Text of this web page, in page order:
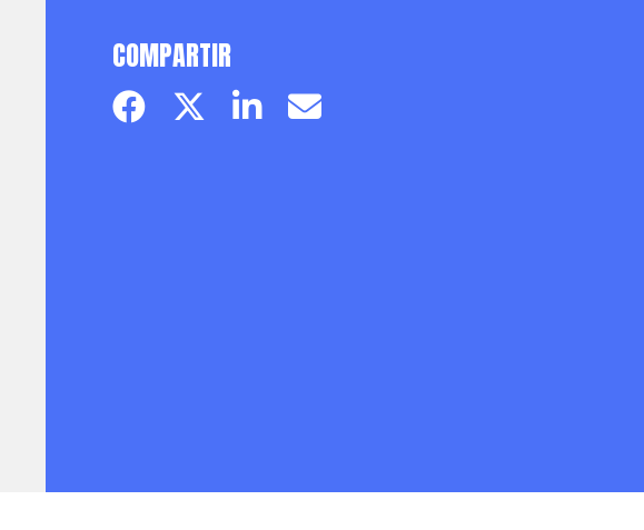
COMPARTIR
Facebook pageTwitter page
LinkedinEmail